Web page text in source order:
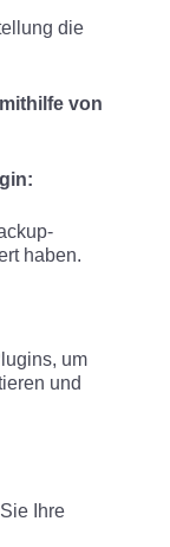
die
von
haben.
um
und
Ihre